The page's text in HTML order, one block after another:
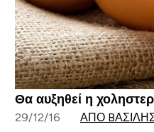
Θα αυξηθεί η
29/12/16 ΑΠΌ